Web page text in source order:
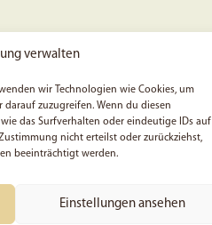
verwalten
wir Technologien wie Cookies, um
zuzugreifen. Wenn du diesen
das Surfverhalten oder eindeutige IDs auf
nicht erteilst oder zurückziehst,
beeinträchtigt werden.
Einstellungen ansehen